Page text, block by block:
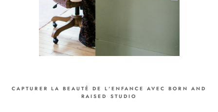
CAPTURER LA BEAUTÉ DE L'ENFANCE AVEC BORN AND
RAISED STUDIO